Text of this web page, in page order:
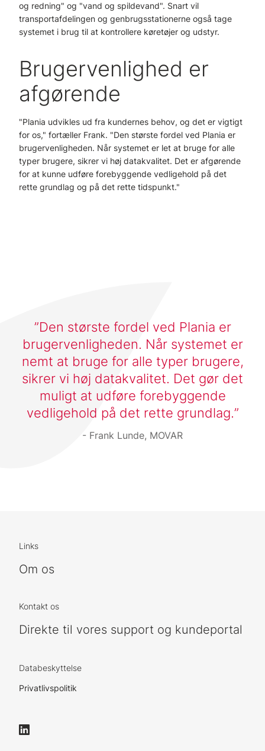
og redning" og "vand og spildevand". Snart vil
transportafdelingen og genbrugsstationerne også tage
systemet i brug til at kontrollere køretøjer og udstyr.
Brugervenlighed er
afgørende
"Plania udvikles ud fra kundernes behov, og det er vigtigt
for os," fortæller Frank. "Den største fordel ved Plania er
brugervenligheden. Når systemet er let at bruge for alle
typer brugere, sikrer vi høj datakvalitet. Det er afgørende
for at kunne udføre forebyggende vedligehold på det
rette grundlag og på det rette tidspunkt."
Den største fordel ved Plania er
brugervenligheden. Når systemet er
nemt at bruge for alle typer brugere,
sikrer vi høj datakvalitet. Det gør det
muligt at udføre forebyggende
vedligehold på det rette grundlag.
Frank Lunde, MOVAR
Links
Om os
Kontakt os
Direkte til vores support og kundeportal
Databeskyttelse
Privatlivspolitik